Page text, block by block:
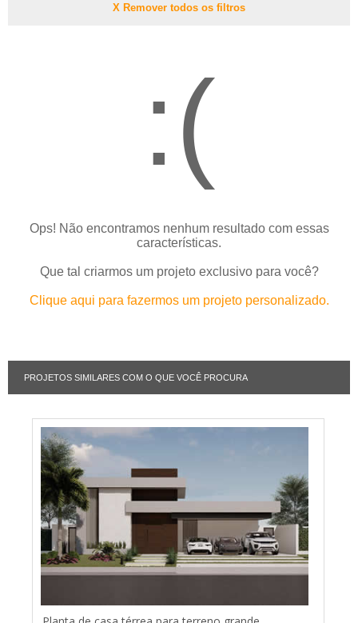
X Remover todos os filtros
:(
Ops! Não encontramos nenhum resultado com essas
características.
Que tal criarmos um projeto exclusivo para você?
Clique aqui para fazermos um projeto personalizado.
PROJETOS SIMILARES COM O QUE VOCÊ PROCURA